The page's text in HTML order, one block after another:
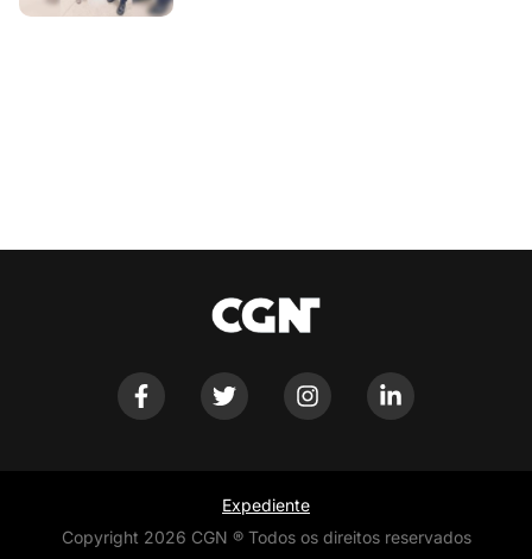
Expediente
Copyright 2026 CGN ® Todos os direitos reservados